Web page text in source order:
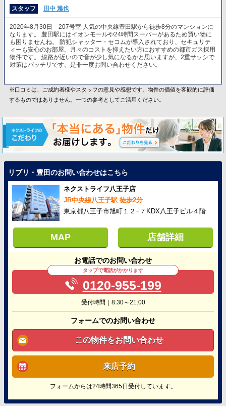
スタッフ 田中 雅也
2020年8月30日 207号室 人気の中央線豊田駅から徒歩8分のマンションに
なります。 豊田駅にはイオンモールや24時間スーパーがあるため買い物に
も困りませんね。 防犯シャッター・セコムが導入されており、セキュリテ
ィーも安心のお部屋。月々のコストを抑えたい方におすすめの都市ガス採用
物件です。 線路が近いので音が少し気になるかと思いますが、2重サッシで
対策はバッチリです。是非一度お問い合わせください。
※口コミは、ご成約者様やスタッフの意見や感想です。物件の価値を客観的に評価
するものではありません。一つの参考としてご活用ください。
リブリ・豊田のお問い合わせはこちら
ネクストライフ八王子店
JR中央線八王子駅 徒歩2分
東京都八王子市旭町１２−７KDX八王子ビル４階
MAP 店舗詳細
お電話でのお問い合わせ
タップで電話がかかります
0120-955-199
受付時間｜8:30～21:00
フォームでのお問い合わせ
この物件をお問い合わせ
来店予約
フォームからは24時間365日受付しています。